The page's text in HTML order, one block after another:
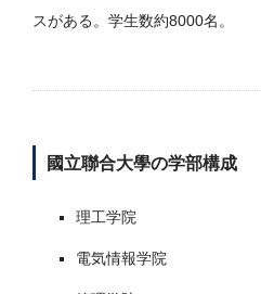
スがある。学生数約8000名。
國立聯合大學の学部構成
理工学院
電気情報学院